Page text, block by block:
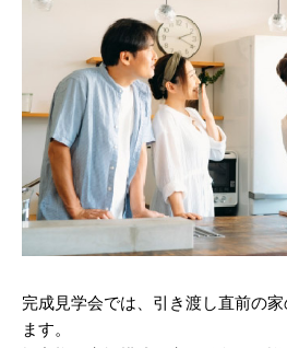
完成見学会では、引き渡し直前の
ます。